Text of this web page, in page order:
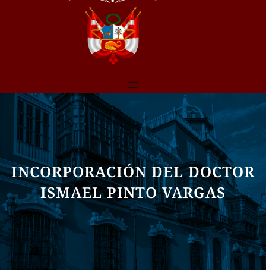
INCORPORACIÓN DEL DOCTOR
ISMAEL PINTO VARGAS